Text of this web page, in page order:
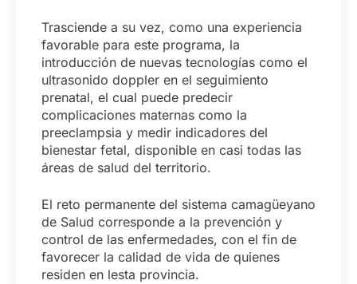
Trasciende a su vez, como una experiencia
favorable para este programa, la
introducción de nuevas tecnologías como el
ultrasonido doppler en el seguimiento
prenatal, el cual puede predecir
complicaciones maternas como la
preeclampsia y medir indicadores del
bienestar fetal, disponible en casi todas las
áreas de salud del territorio.
El reto permanente del sistema camagüeyano
de Salud corresponde a la prevención y
control de las enfermedades, con el fin de
favorecer la calidad de vida de quienes
residen en lesta provincia.